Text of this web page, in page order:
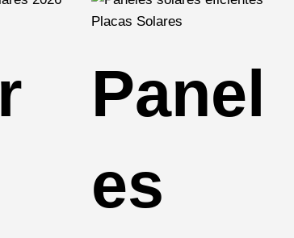
Placas Solares
Panel
es